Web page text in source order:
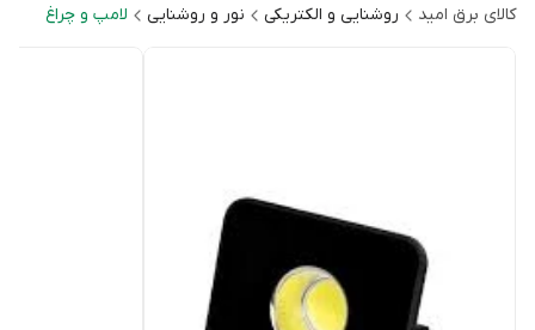
کالای برق امید روشنایی و الکتریکی نور و روشنایی لامپ و چراغ